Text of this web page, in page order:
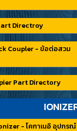
Directroy
Coupler - ข้อต่อสวม
Part Directory
- โคกาเนอิ อุปกรณ์